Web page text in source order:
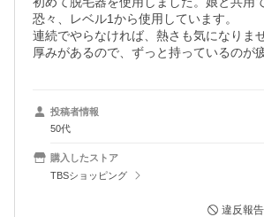
恐々、レベル1から使用しています。
連続でやらなければ、熱さも気になりませ
厚みがあるので、ずっと持っているのが
投稿者情報
50代
購入したストア
TBSショッピング
違反報告